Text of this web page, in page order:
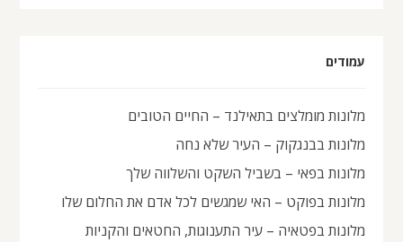
עמודים
מלונות מומלצים בתאילנד – החיים הטובים
מלונות בבנגקוק – העיר שלא נחה
מלונות בפאי – בשביל השקט והשלווה שלך
מלונות בפוקט – האי שמגשים לכל אדם את החלום שלו
מלונות בפטאיה – עיר התענוגות, החטאים והקניות